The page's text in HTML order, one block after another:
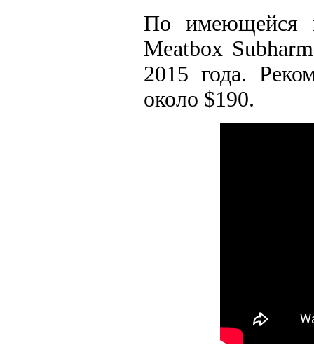
По имеющейся
Meatbox
2015 года.
около $190.